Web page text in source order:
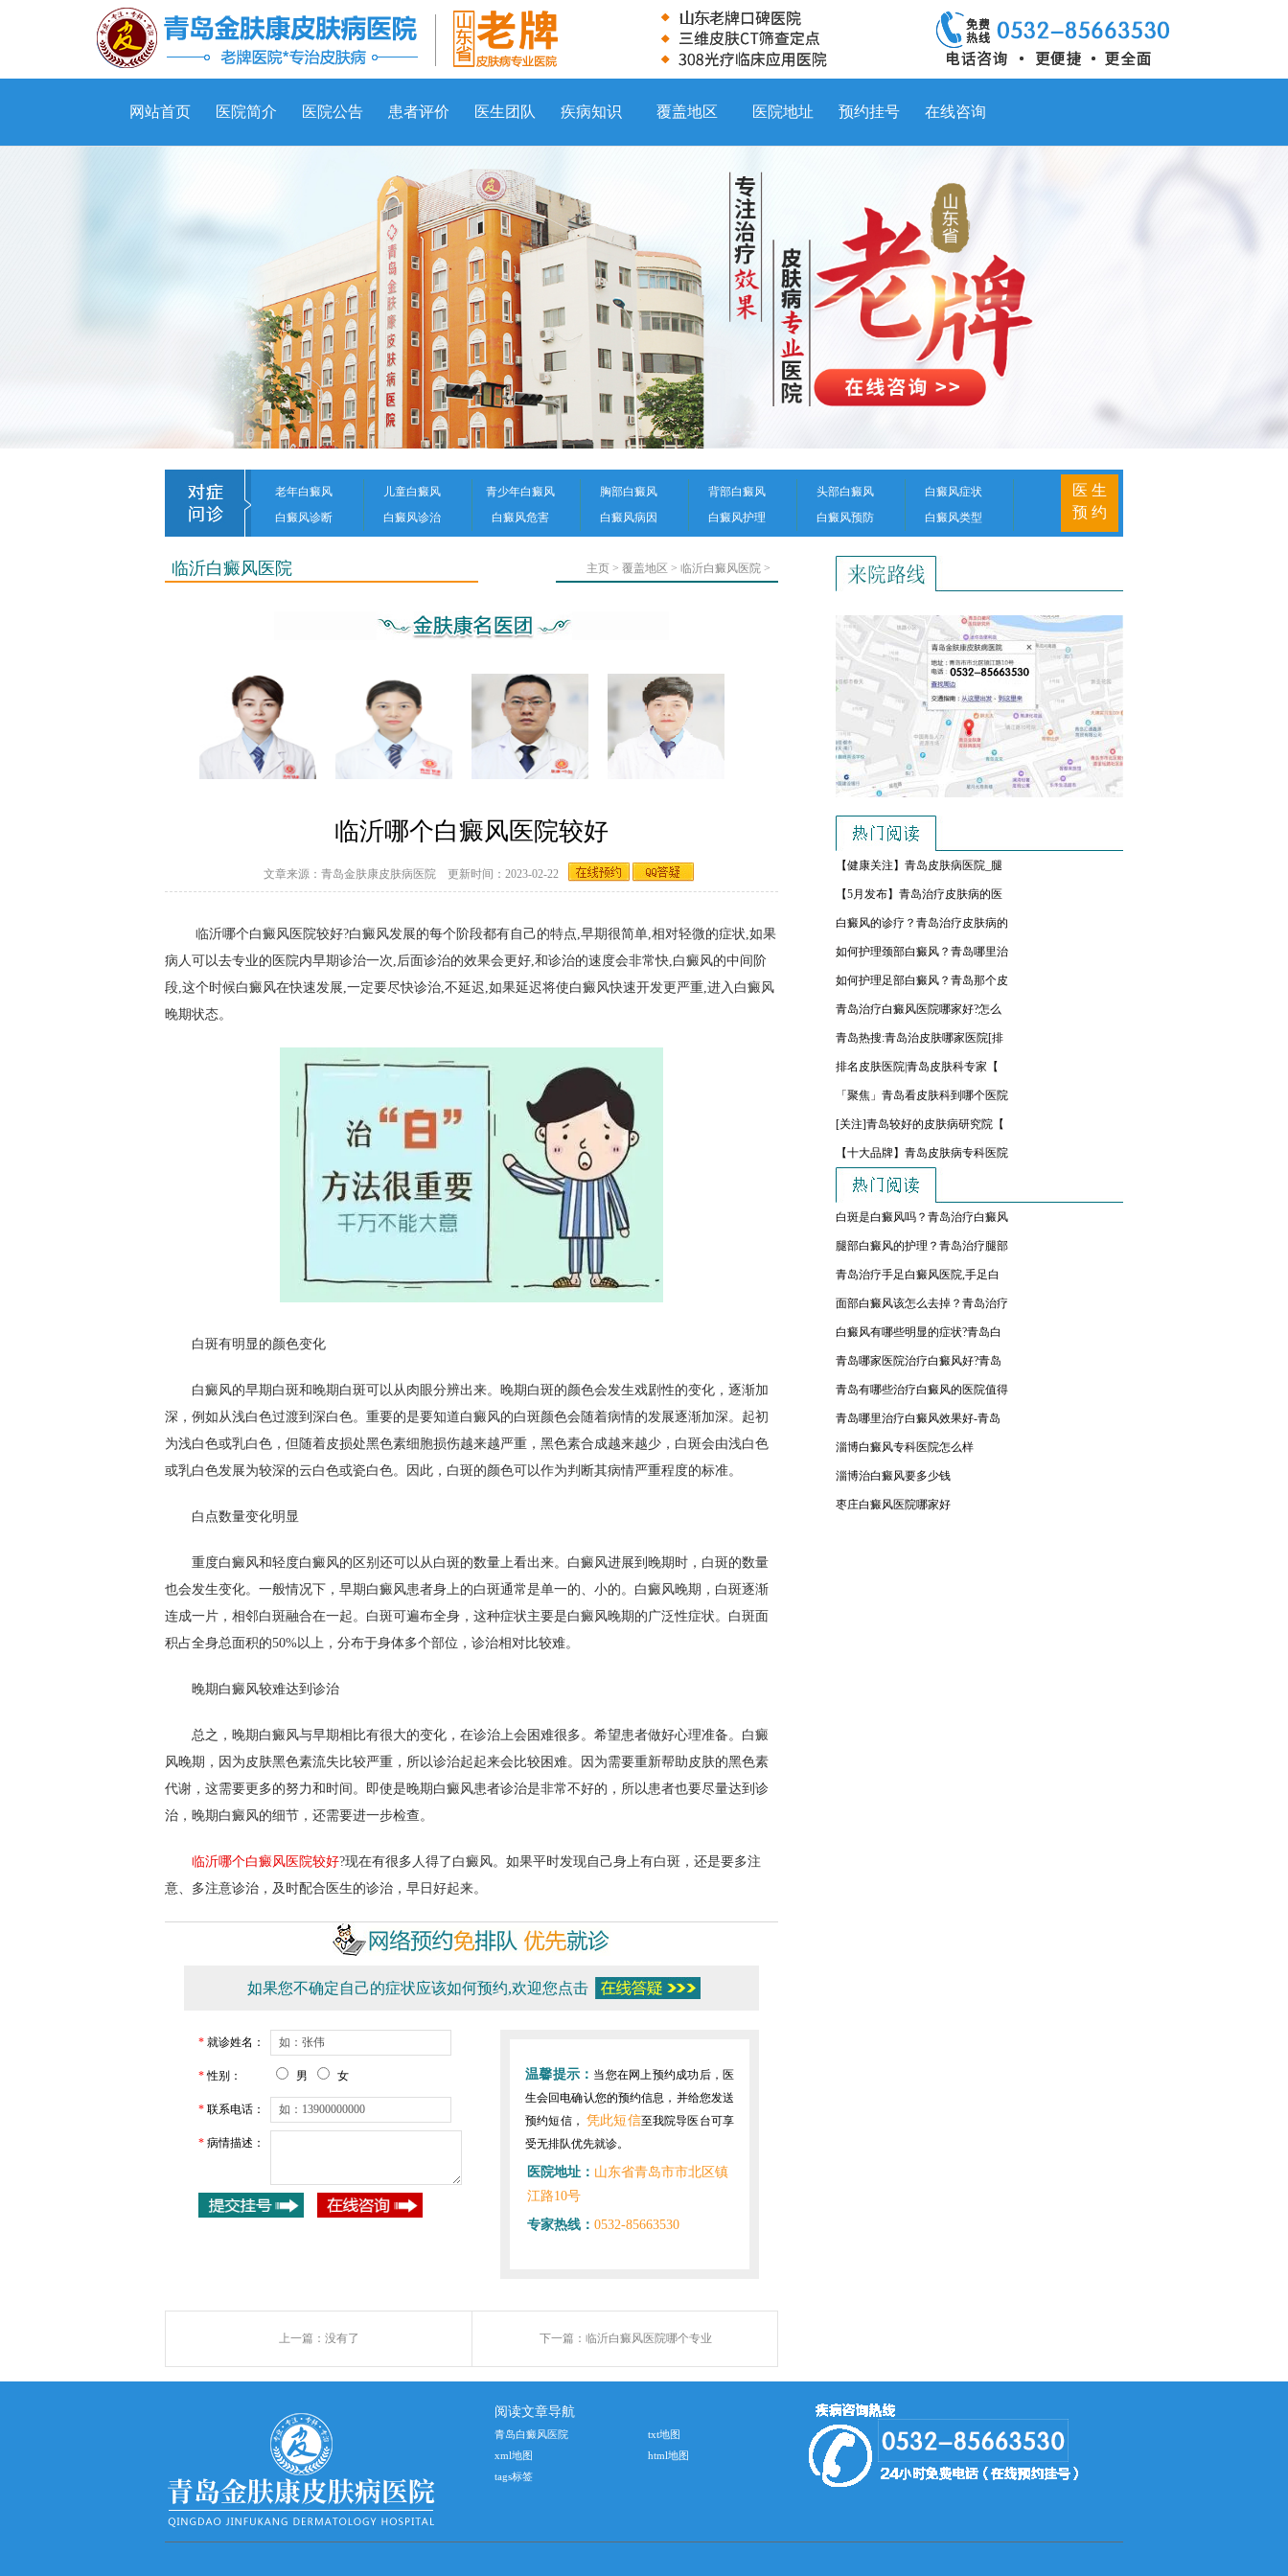
网站首页 医院简介 医院公告 患者评价 医生团队 疾病知识 覆盖地区 医院地址 预约挂号 在线咨询
老年白癜风 儿童白癜风 青少年白癜风 胸部白癜风 背部白癜风 头部白癜风
白癜风症状
白癜风诊断
白癜风诊治 白癜风危害 白癜风病因 白癜风护理 白癜风预防 白癜风类型
医 生
预 约
临沂白癜风医院 主页 > 覆盖地区 > 临沂白癜风医院 >
临沂哪个白癜风医院较好
文章来源：青岛金肤康皮肤病医院 更新时间：2023-02-22
临沂哪个白癜风医院较好?白癜风发展的每个阶段都有自己的特点,早期很简单,相对轻微的症状,如果
病人可以去专业的医院内早期诊治一次,后面诊治的效果会更好,和诊治的速度会非常快,白癜风的中间阶
段,这个时候白癜风在快速发展,一定要尽快诊治,不延迟,如果延迟将使白癜风快速开发更严重,进入白癜风
晚期状态。
白斑有明显的颜色变化
白癜风的早期白斑和晚期白斑可以从肉眼分辨出来。晚期白斑的颜色会发生戏剧性的变化，逐渐加
深，例如从浅白色过渡到深白色。重要的是要知道白癜风的白斑颜色会随着病情的发展逐渐加深。起初
为浅白色或乳白色，但随着皮损处黑色素细胞损伤越来越严重，黑色素合成越来越少，白斑会由浅白色
或乳白色发展为较深的云白色或瓷白色。因此，白斑的颜色可以作为判断其病情严重程度的标准。
白点数量变化明显
重度白癜风和轻度白癜风的区别还可以从白斑的数量上看出来。白癜风进展到晚期时，白斑的数量
也会发生变化。一般情况下，早期白癜风患者身上的白斑通常是单一的、小的。白癜风晚期，白斑逐渐
连成一片，相邻白斑融合在一起。白斑可遍布全身，这种症状主要是白癜风晚期的广泛性症状。白斑面
积占全身总面积的50%以上，分布于身体多个部位，诊治相对比较难。
晚期白癜风较难达到诊治
总之，晚期白癜风与早期相比有很大的变化，在诊治上会困难很多。希望患者做好心理准备。白癜
风晚期，因为皮肤黑色素流失比较严重，所以诊治起起来会比较困难。因为需要重新帮助皮肤的黑色素
代谢，这需要更多的努力和时间。即使是晚期白癜风患者诊治是非常不好的，所以患者也要尽量达到诊
治，晚期白癜风的细节，还需要进一步检查。
临沂哪个白癜风医院较好?现在有很多人得了白癜风。如果平时发现自己身上有白斑，还是要多注
意、多注意诊治，及时配合医生的诊治，早日好起来。
如果您不确定自己的症状应该如何预约,欢迎您点击
* 就诊姓名：
*性别： 男 女
* 联系电话：
* 病情描述：
温馨提示： 当您在网上预约成功后，医
生会回电确认您的预约信息，并给您发送
预约短信，凭此短信至我院导医台可享
受无排队优先就诊。
医院地址： 山东省青岛市市北区镇
江路10号
专家热线： 0532-85663530
上一篇：没有了 下一篇： 临沂白癜风医院哪个专业
【健康关注】青岛皮肤病医院_腿
【5月发布】青岛治疗皮肤病的医
白癜风的诊疗？青岛治疗皮肤病的
如何护理颈部白癜风？青岛哪里治
如何护理足部白癜风？青岛那个皮
青岛治疗白癜风医院哪家好?怎么
青岛热搜:青岛治皮肤哪家医院[排
排名皮肤医院|青岛皮肤科专家【
「聚焦」青岛看皮肤科到哪个医院
[关注]青岛较好的皮肤病研究院【
【十大品牌】青岛皮肤病专科医院
白斑是白癜风吗？青岛治疗白癜风
腿部白癜风的护理？青岛治疗腿部
青岛治疗手足白癜风医院,手足白
面部白癜风该怎么去掉？青岛治疗
白癜风有哪些明显的症状?青岛白
青岛哪家医院治疗白癜风好?青岛
青岛有哪些治疗白癜风的医院值得
青岛哪里治疗白癜风效果好-青岛
淄博白癜风专科医院怎么样
淄博治白癜风要多少钱
枣庄白癜风医院哪家好
阅读文章导航
青岛白癜风医院
txt地图
xml地图
html地图
tags标签